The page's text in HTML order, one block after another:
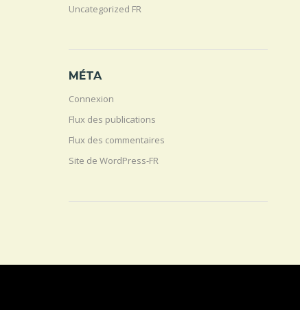
Uncategorized FR
MÉTA
Connexion
Flux des publications
Flux des commentaires
Site de WordPress-FR